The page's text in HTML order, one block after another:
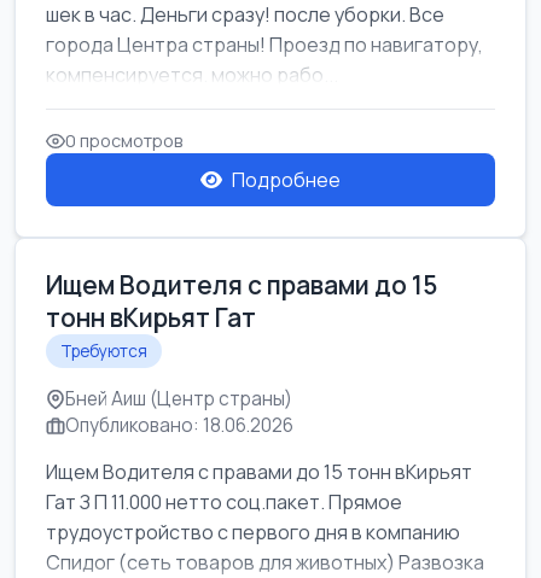
шек в час. Деньги сразу! после уборки. Все
города Центра страны! Проезд по навигатору,
компенсируется. можно рабо...
0 просмотров
Подробнее
Ищем Водителя с правами до 15
тонн вКирьят Гат
Требуются
Бней Аиш (Центр страны)
Опубликовано: 18.06.2026
Ищем Водителя с правами до 15 тонн вКирьят
Гат З П 11.000 нетто соц.пакет. Прямое
трудоустройство с первого дня в компанию
Спидог (сеть товаров для животных) Развозка